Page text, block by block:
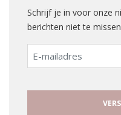
Schrijf je in voor onze
berichten niet te
E-
mailadres